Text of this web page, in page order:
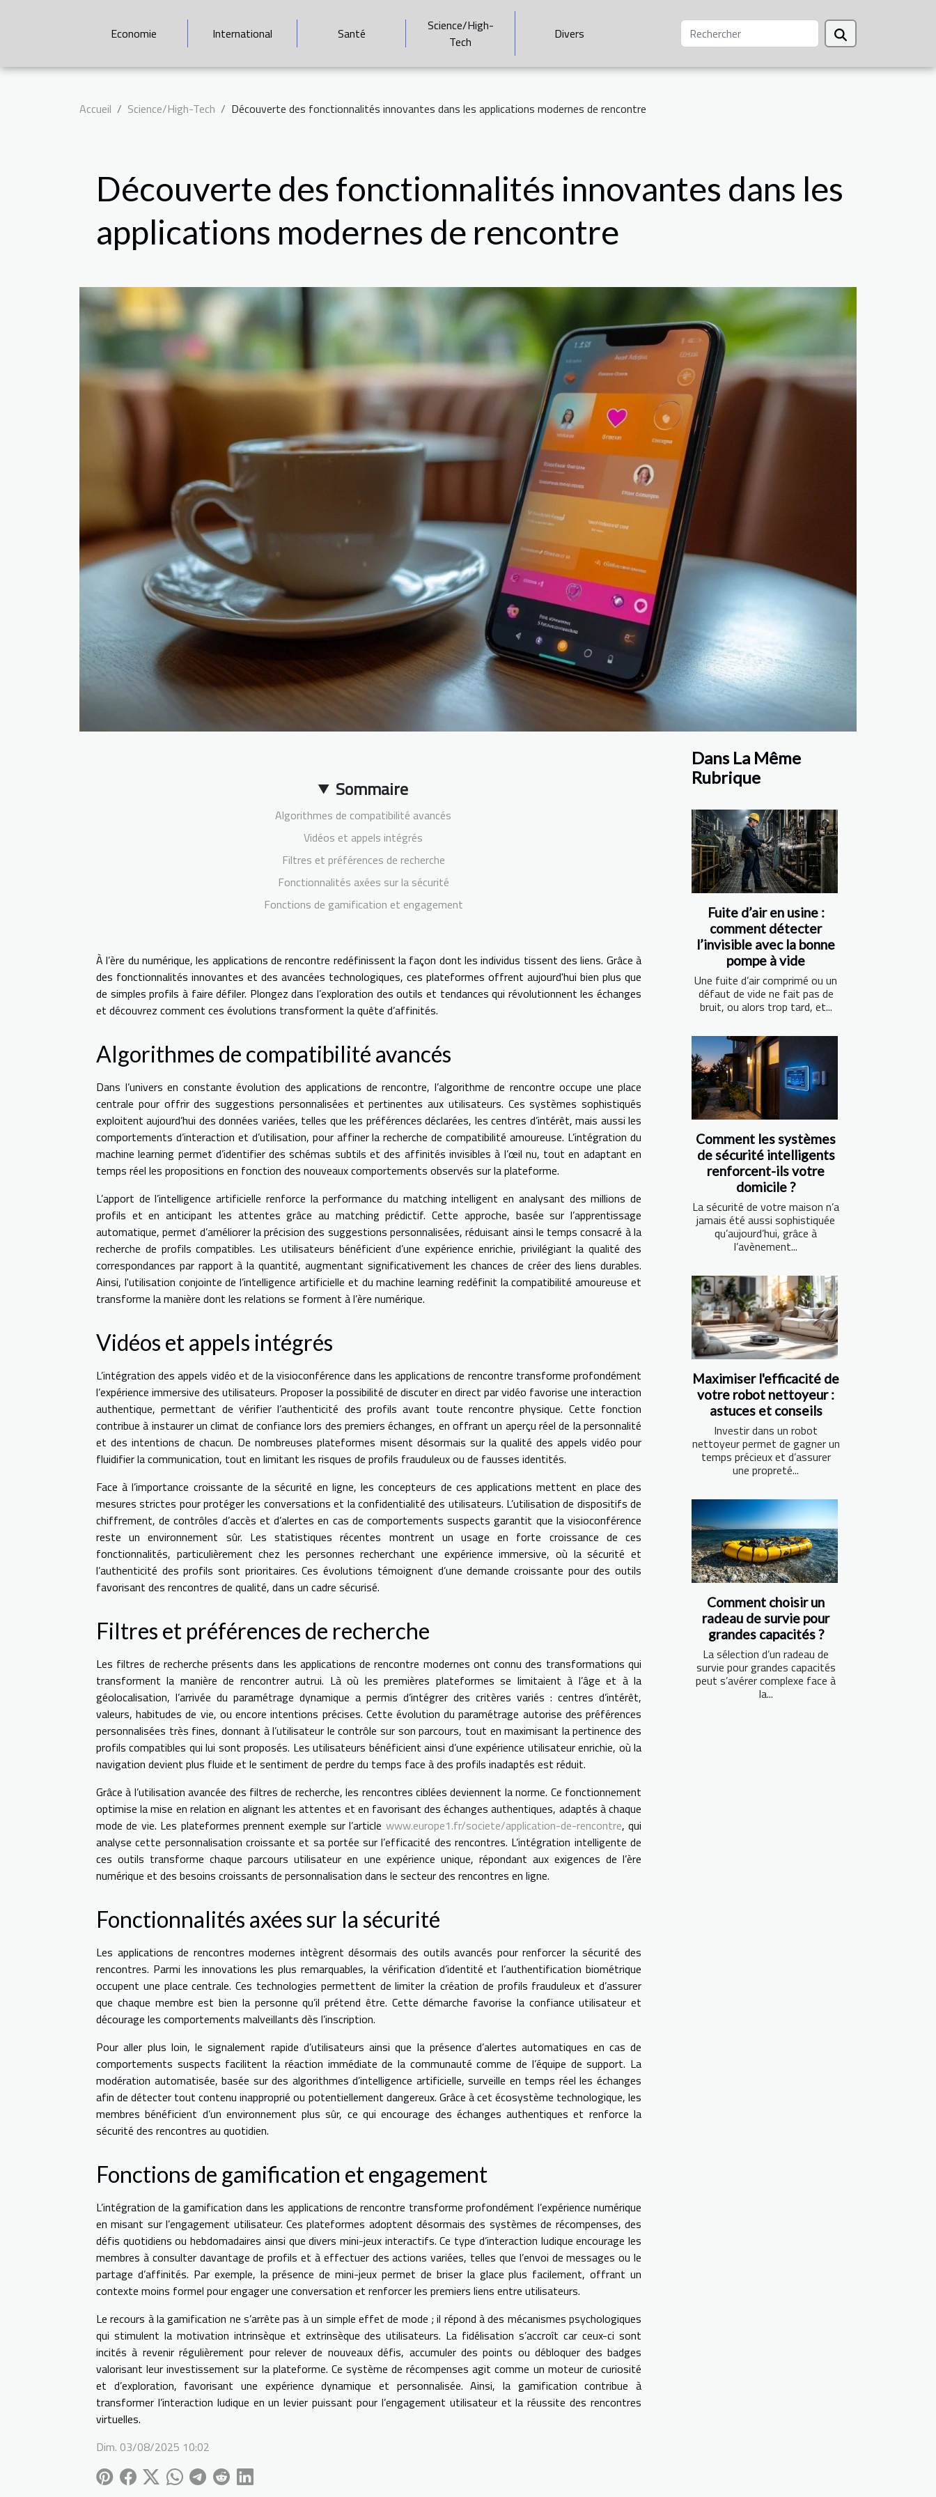
Economie International Santé
Science/High-
Tech
Divers
Accueil Science/High-Tech Découverte des fonctionnalités innovantes dans les applications modernes de rencontre
Découverte des fonctionnalités innovantes dans les
applications modernes de rencontre
Sommaire
Algorithmes de compatibilité avancés
Vidéos et appels intégrés
Filtres et préférences de recherche
Fonctionnalités axées sur la sécurité
Fonctions de gamification et engagement
À l’ère du numérique, les applications de rencontre redéfinissent la façon dont les individus tissent des liens. Grâce à
des fonctionnalités innovantes et des avancées technologiques, ces plateformes offrent aujourd'hui bien plus que
de simples profils à faire défiler. Plongez dans l’exploration des outils et tendances qui révolutionnent les échanges
et découvrez comment ces évolutions transforment la quête d’affinités.
Algorithmes de compatibilité avancés
Dans l’univers en constante évolution des applications de rencontre, l’algorithme de rencontre occupe une place
centrale pour offrir des suggestions personnalisées et pertinentes aux utilisateurs. Ces systèmes sophistiqués
exploitent aujourd’hui des données variées, telles que les préférences déclarées, les centres d’intérêt, mais aussi les
comportements d’interaction et d’utilisation, pour affiner la recherche de compatibilité amoureuse. L’intégration du
machine learning permet d’identifier des schémas subtils et des affinités invisibles à l’œil nu, tout en adaptant en
temps réel les propositions en fonction des nouveaux comportements observés sur la plateforme.
L’apport de l’intelligence artificielle renforce la performance du matching intelligent en analysant des millions de
profils et en anticipant les attentes grâce au matching prédictif. Cette approche, basée sur l’apprentissage
automatique, permet d’améliorer la précision des suggestions personnalisées, réduisant ainsi le temps consacré à la
recherche de profils compatibles. Les utilisateurs bénéficient d’une expérience enrichie, privilégiant la qualité des
correspondances par rapport à la quantité, augmentant significativement les chances de créer des liens durables.
Ainsi, l'utilisation conjointe de l’intelligence artificielle et du machine learning redéfinit la compatibilité amoureuse et
transforme la manière dont les relations se forment à l’ère numérique.
Vidéos et appels intégrés
L’intégration des appels vidéo et de la visioconférence dans les applications de rencontre transforme profondément
l’expérience immersive des utilisateurs. Proposer la possibilité de discuter en direct par vidéo favorise une interaction
authentique, permettant de vérifier l’authenticité des profils avant toute rencontre physique. Cette fonction
contribue à instaurer un climat de confiance lors des premiers échanges, en offrant un aperçu réel de la personnalité
et des intentions de chacun. De nombreuses plateformes misent désormais sur la qualité des appels vidéo pour
fluidifier la communication, tout en limitant les risques de profils frauduleux ou de fausses identités.
Face à l’importance croissante de la sécurité en ligne, les concepteurs de ces applications mettent en place des
mesures strictes pour protéger les conversations et la confidentialité des utilisateurs. L’utilisation de dispositifs de
chiffrement, de contrôles d’accès et d’alertes en cas de comportements suspects garantit que la visioconférence
reste un environnement sûr. Les statistiques récentes montrent un usage en forte croissance de ces
fonctionnalités, particulièrement chez les personnes recherchant une expérience immersive, où la sécurité et
l’authenticité des profils sont prioritaires. Ces évolutions témoignent d’une demande croissante pour des outils
favorisant des rencontres de qualité, dans un cadre sécurisé.
Filtres et préférences de recherche
Les filtres de recherche présents dans les applications de rencontre modernes ont connu des transformations qui
transforment la manière de rencontrer autrui. Là où les premières plateformes se limitaient à l’âge et à la
géolocalisation, l’arrivée du paramétrage dynamique a permis d’intégrer des critères variés : centres d’intérêt,
valeurs, habitudes de vie, ou encore intentions précises. Cette évolution du paramétrage autorise des préférences
personnalisées très fines, donnant à l’utilisateur le contrôle sur son parcours, tout en maximisant la pertinence des
profils compatibles qui lui sont proposés. Les utilisateurs bénéficient ainsi d’une expérience utilisateur enrichie, où la
navigation devient plus fluide et le sentiment de perdre du temps face à des profils inadaptés est réduit.
Grâce à l’utilisation avancée des filtres de recherche, les rencontres ciblées deviennent la norme. Ce fonctionnement
optimise la mise en relation en alignant les attentes et en favorisant des échanges authentiques, adaptés à chaque
mode de vie. Les plateformes prennent exemple sur l’article www.europe1.fr/societe/application-de-rencontre, qui
analyse cette personnalisation croissante et sa portée sur l’efficacité des rencontres. L’intégration intelligente de
ces outils transforme chaque parcours utilisateur en une expérience unique, répondant aux exigences de l’ère
numérique et des besoins croissants de personnalisation dans le secteur des rencontres en ligne.
Fonctionnalités axées sur la sécurité
Les applications de rencontres modernes intègrent désormais des outils avancés pour renforcer la sécurité des
rencontres. Parmi les innovations les plus remarquables, la vérification d’identité et l’authentification biométrique
occupent une place centrale. Ces technologies permettent de limiter la création de profils frauduleux et d’assurer
que chaque membre est bien la personne qu’il prétend être. Cette démarche favorise la confiance utilisateur et
décourage les comportements malveillants dès l’inscription.
Pour aller plus loin, le signalement rapide d’utilisateurs ainsi que la présence d’alertes automatiques en cas de
comportements suspects facilitent la réaction immédiate de la communauté comme de l’équipe de support. La
modération automatisée, basée sur des algorithmes d’intelligence artificielle, surveille en temps réel les échanges
afin de détecter tout contenu inapproprié ou potentiellement dangereux. Grâce à cet écosystème technologique, les
membres bénéficient d’un environnement plus sûr, ce qui encourage des échanges authentiques et renforce la
sécurité des rencontres au quotidien.
Fonctions de gamification et engagement
L’intégration de la gamification dans les applications de rencontre transforme profondément l’expérience numérique
en misant sur l’engagement utilisateur. Ces plateformes adoptent désormais des systèmes de récompenses, des
défis quotidiens ou hebdomadaires ainsi que divers mini-jeux interactifs. Ce type d’interaction ludique encourage les
membres à consulter davantage de profils et à effectuer des actions variées, telles que l’envoi de messages ou le
partage d’affinités. Par exemple, la présence de mini-jeux permet de briser la glace plus facilement, offrant un
contexte moins formel pour engager une conversation et renforcer les premiers liens entre utilisateurs.
Le recours à la gamification ne s’arrête pas à un simple effet de mode ; il répond à des mécanismes psychologiques
qui stimulent la motivation intrinsèque et extrinsèque des utilisateurs. La fidélisation s’accroît car ceux-ci sont
incités à revenir régulièrement pour relever de nouveaux défis, accumuler des points ou débloquer des badges
valorisant leur investissement sur la plateforme. Ce système de récompenses agit comme un moteur de curiosité
et d’exploration, favorisant une expérience dynamique et personnalisée. Ainsi, la gamification contribue à
transformer l’interaction ludique en un levier puissant pour l’engagement utilisateur et la réussite des rencontres
virtuelles.
Dim. 03/08/2025 10:02
Dans La Même
Rubrique
Fuite d’air en usine :
comment détecter
l’invisible avec la bonne
pompe à vide
Une fuite d’air comprimé ou un
défaut de vide ne fait pas de
bruit, ou alors trop tard, et...
Comment les systèmes
de sécurité intelligents
renforcent-ils votre
domicile ?
La sécurité de votre maison n’a
jamais été aussi sophistiquée
qu’aujourd’hui, grâce à
l’avènement...
Maximiser l'efficacité de
votre robot nettoyeur :
astuces et conseils
Investir dans un robot
nettoyeur permet de gagner un
temps précieux et d’assurer
une propreté...
Comment choisir un
radeau de survie pour
grandes capacités ?
La sélection d’un radeau de
survie pour grandes capacités
peut s’avérer complexe face à
la...